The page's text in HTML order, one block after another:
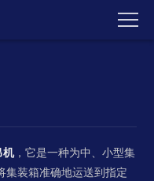
机，它是一种为中、小型集
集装箱准确地运送到指定